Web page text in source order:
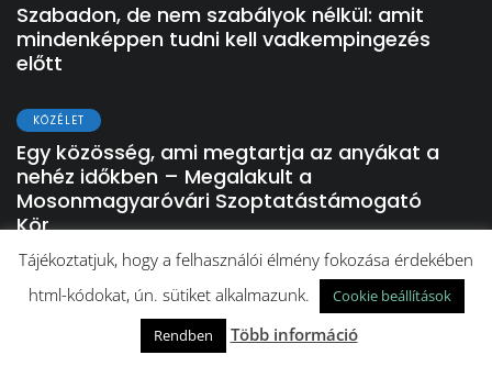
Szabadon, de nem szabályok nélkül: amit
mindenképpen tudni kell vadkempingezés
előtt
KÖZÉLET
Egy közösség, ami megtartja az anyákat a
nehéz időkben – Megalakult a
Mosonmagyaróvári Szoptatástámogató
Kör
A Szigetközben talált évről évre
menedéket a súlyos betegséggel küzdő
Tájékoztatjuk, hogy a felhasználói élmény fokozása érdekében
html-kódokat, ún. sütiket alkalmazunk.
Cookie beállítások
Rendben
Több információ